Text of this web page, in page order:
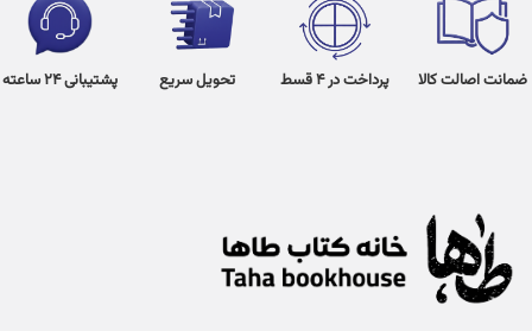
ضمانت اصالت کالا پرداخت در 4 قسط تحویل سریع پشتیبانی 24 ساعته